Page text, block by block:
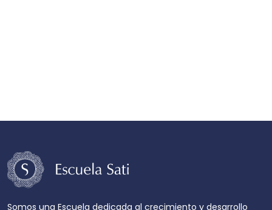
Somos una Escuela dedicada al crecimiento y desarrollo